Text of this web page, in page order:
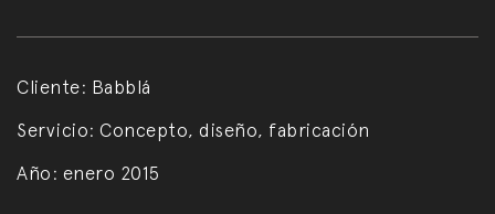
Cliente: Babblá
Servicio: Concepto, diseño, fabricación
Año: enero 2015